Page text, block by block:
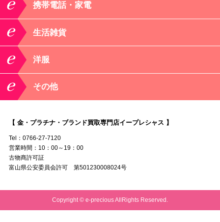
携帯電話・家電
生活雑貨
洋服
その他
【 金・プラチナ・ブランド買取専門店イープレシャス 】
Tel：0766-27-7120
営業時間：10：00～19：00
古物商許可証
富山県公安委員会許可 第501230008024号
Copyright © e-precious AllRights Reserved.